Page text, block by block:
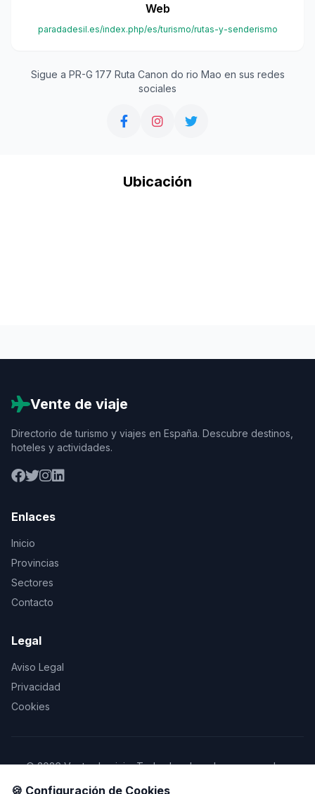
Web
paradadesil.es/index.php/es/turismo/rutas-y-senderismo
Sigue a PR-G 177 Ruta Canon do rio Mao en sus redes
sociales
Ubicación
Vente de viaje
Directorio de turismo y viajes en España. Descubre destinos,
hoteles y actividades.
Enlaces
Inicio
Provincias
Sectores
Contacto
Legal
Aviso Legal
Privacidad
Cookies
© 2026 Vente de viaje. Todos los derechos reservados.
🍪 Configuración de Cookies